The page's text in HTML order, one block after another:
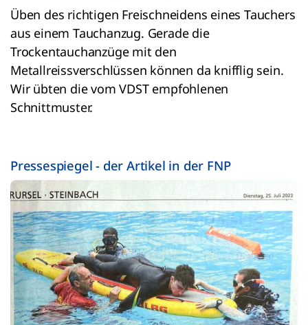
Üben des richtigen Freischneidens eines Tauchers
aus einem Tauchanzug. Gerade die
Trockentauchanzüge mit den
Metallreissverschlüssen können da knifflig sein.
Wir übten die vom VDST empfohlenen
Schnittmuster.
Pressespiegel - der Artikel in der FNP